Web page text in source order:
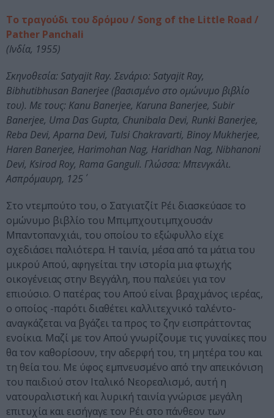
Το τραγούδι του δρόμου / Song of the Little Road /
Pather Panchali
(Ινδία, 1955)
Σκηνοθεσία: Satyajit Ray. Σενάριο: Satyajit Ray,
Bibhutibhusan Banerjee (βασισμένο στο ομώνυμο βιβλίο
του). Με τους: Kanu Banerjee, Karuna Banerjee, Subir
Banerjee, Uma Das Gupta, Chunibala Devi, Runki Banerjee,
Reba Devi, Aparna Devi, Tulsi Chakravarti, Binoy Mukherjee,
Haren Banerjee, Harimohan Nag, Haridhan Nag, Nibhanoni
Devi, Ksirod Roy, Rama Ganguli. Γλώσσα: Μπενγκάλι.
Ασπρόμαυρη, 125΄
Στο ντεμπούτο του, o Σατγιατζίτ Ρέι διασκεύασε το
ομώνυμο βιβλίο του Μπιμπχουτιμπχουσάν
Μπαντοπανχιάι, του οποίου το εξώφυλλο είχε
σχεδιάσει παλιότερα. Η ταινία, μέσα από τα μάτια του
μικρού Απού, αφηγείται την ιστορία μια φτωχής
οικογένειας στην Βεγγάλη, που παλεύει για τον
επιούσιο. Ο πατέρας του Απού είναι βραχμάνος ιερέας,
ο οποίος -παρότι διαθέτει καλλιτεχνικό ταλέντο-
αναγκάζεται να βγάζει τα προς το ζην εισπράττοντας
ενοίκια. Μαζί με τον Απού γνωρίζουμε τις γυναίκες που
θα τον καθορίσουν, την αδερφή του, τη μητέρα του και
τη θεία του. Με ύφος εμπνευσμένο από την απεικόνιση
του παιδιού στον Ιταλικό Νεορεαλισμό, αυτή η
νατουραλιστική και λυρική ταινία γνώρισε μεγάλη
επιτυχία και εισήγαγε τον Ρέι στο πάνθεον των